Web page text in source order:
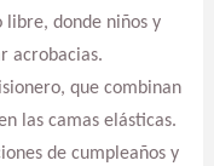
libre, donde niños y
acrobacias.
que combinan
las camas elásticas.
de cumpleaños y